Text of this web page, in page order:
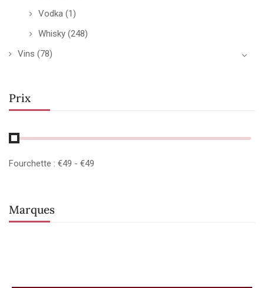
Vodka (1)
Whisky (248)
Vins (78)
Prix
Fourchette : €49 - €49
Marques